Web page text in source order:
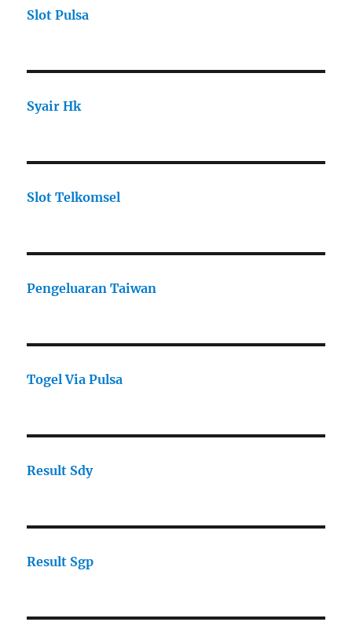
Slot Pulsa
Syair Hk
Slot Telkomsel
Pengeluaran Taiwan
Togel Via Pulsa
Result Sdy
Result Sgp